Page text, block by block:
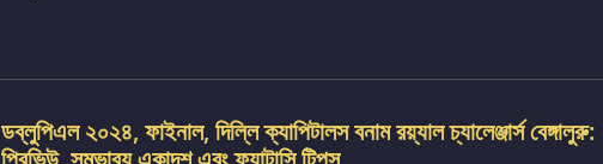
ডব্লুপিএল ২০২৪, ফাইনাল, দিল্লি ক্যাপিটালস বনাম রয়্যাল চ্যালেঞ্জার্স বেঙ্গালুরু: